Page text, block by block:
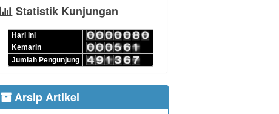
Statistik Kunjungan
Hari ini
Kemarin
Jumlah Pengunjung
Arsip Artikel